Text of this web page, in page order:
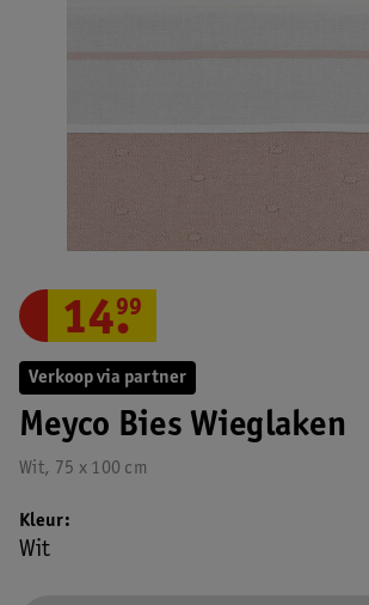
Verkoop via partner
Meyco Bies Wieglaken
Wit, 75 x 100 cm
14.
99
Kleur
Wit